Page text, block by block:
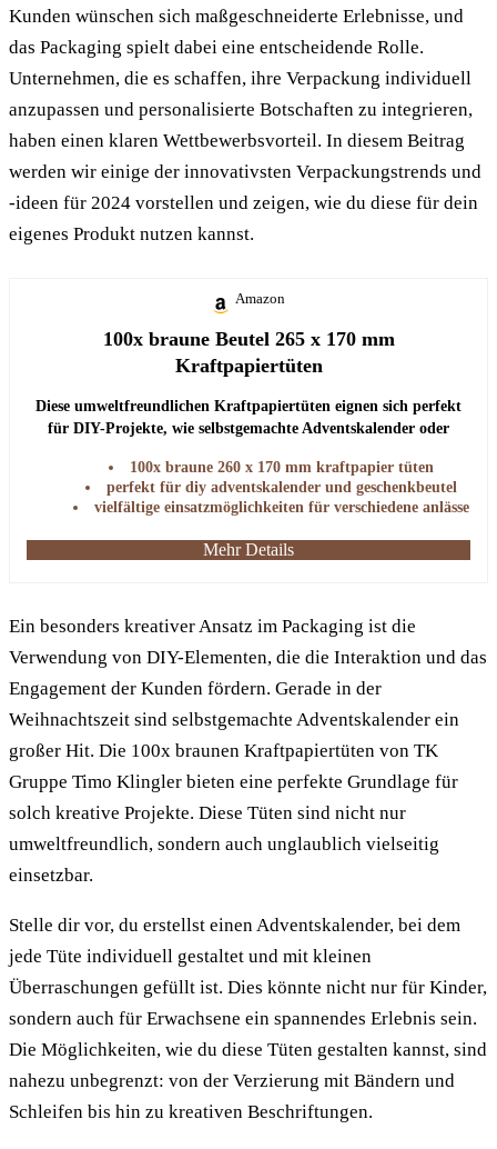
Kunden wünschen sich maßgeschneiderte Erlebnisse, und
das Packaging spielt dabei eine entscheidende Rolle.
Unternehmen, die es schaffen, ihre Verpackung individuell
anzupassen und personalisierte Botschaften zu integrieren,
haben einen klaren Wettbewerbsvorteil. In diesem Beitrag
werden wir einige der innovativsten Verpackungstrends und
-ideen für 2024 vorstellen und zeigen, wie du diese für dein
eigenes Produkt nutzen kannst.
Amazon
100x braune Beutel 265 x 170 mm
Kraftpapiertüten
Diese umweltfreundlichen Kraftpapiertüten eignen sich perfekt
für DIY-Projekte, wie selbstgemachte Adventskalender oder
sondern auch vielseitig einsetzbar.
100x braune 260 x 170 mm kraftpapier tüten
perfekt für diy adventskalender und geschenkbeutel
vielfältige einsatzmöglichkeiten für verschiedene anlässe
Mehr Details
Ein besonders kreativer Ansatz im Packaging ist die
Verwendung von DIY-Elementen, die die Interaktion und das
Engagement der Kunden fördern. Gerade in der
Weihnachtszeit sind selbstgemachte Adventskalender ein
großer Hit. Die 100x braunen Kraftpapiertüten von TK
Gruppe Timo Klingler bieten eine perfekte Grundlage für
solch kreative Projekte. Diese Tüten sind nicht nur
umweltfreundlich, sondern auch unglaublich vielseitig
einsetzbar.
Stelle dir vor, du erstellst einen Adventskalender, bei dem
jede Tüte individuell gestaltet und mit kleinen
Überraschungen gefüllt ist. Dies könnte nicht nur für Kinder,
sondern auch für Erwachsene ein spannendes Erlebnis sein.
Die Möglichkeiten, wie du diese Tüten gestalten kannst, sind
nahezu unbegrenzt: von der Verzierung mit Bändern und
Schleifen bis hin zu kreativen Beschriftungen.